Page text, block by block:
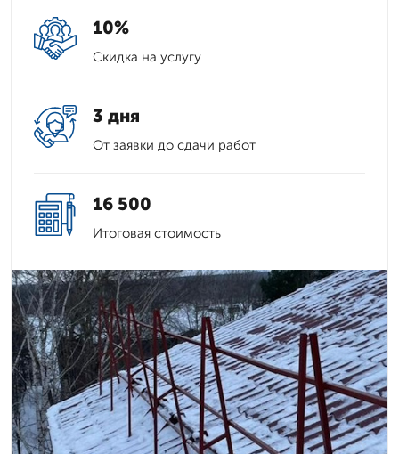
10%
Скидка на услугу
3 дня
От заявки до сдачи работ
16 500
Итоговая стоимость